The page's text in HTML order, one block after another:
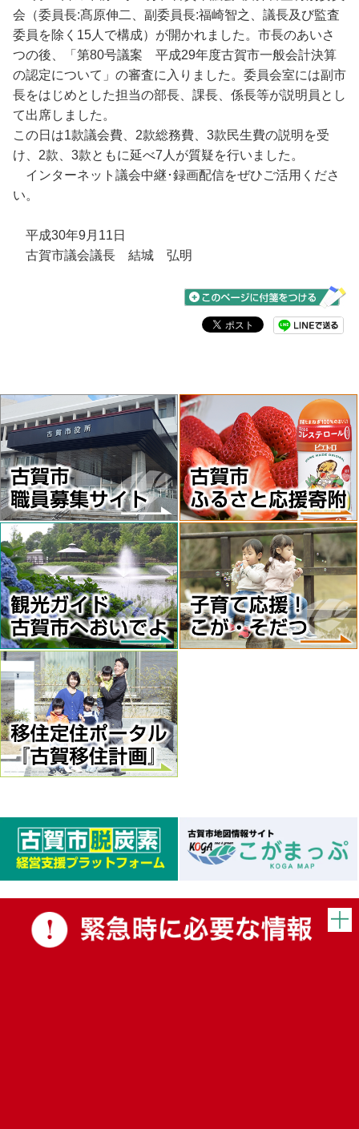
会（委員長:髙原伸二、副委員長:福崎智之、議長及び監査
委員を除く15人で構成）が開かれました。市長のあいさ
つの後、「第80号議案 平成29年度古賀市一般会計決算
の認定について」の審査に入りました。委員会室には副市
長をはじめとした担当の部長、課長、係長等が説明員とし
て出席しました。
この日は1款議会費、2款総務費、3款民生費の説明を受
け、2款、3款ともに延べ7人が質疑を行いました。
インターネット議会中継･録画配信をぜひご活用くださ
い。
平成30年9月11日
古賀市議会議長 結城 弘明